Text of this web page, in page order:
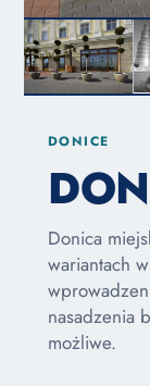
DONICE
Donica
wariantach
nasadzenia
możliwe.